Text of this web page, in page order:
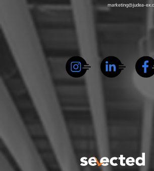
marketing@judea-